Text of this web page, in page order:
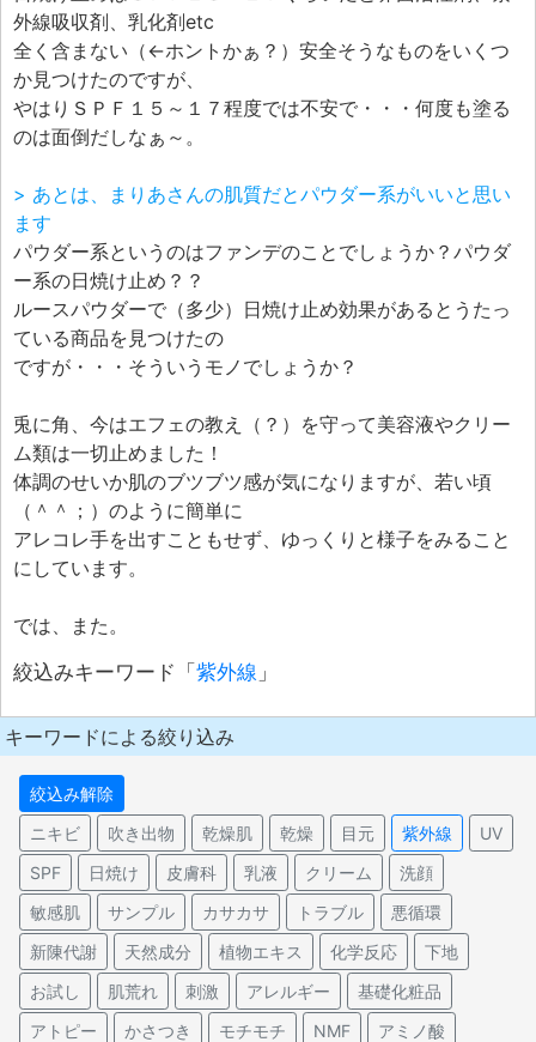
外線吸収剤、乳化剤etc
全く含まない（←ホントかぁ？）安全そうなものをいくつ
か見つけたのですが、
やはりＳＰＦ１５～１７程度では不安で・・・何度も塗る
のは面倒だしなぁ～。
> あとは、まりあさんの肌質だとパウダー系がいいと思い
ます
パウダー系というのはファンデのことでしょうか？パウダ
ー系の日焼け止め？？
ルースパウダーで（多少）日焼け止め効果があるとうたっ
ている商品を見つけたの
ですが・・・そういうモノでしょうか？
兎に角、今はエフェの教え（？）を守って美容液やクリー
ム類は一切止めました！
体調のせいか肌のブツブツ感が気になりますが、若い頃
（＾＾；）のように簡単に
アレコレ手を出すこともせず、ゆっくりと様子をみること
にしています。
では、また。
絞込みキーワード「 紫外線 」
キーワードによる絞り込み
絞込み解除
ニキビ
吹き出物 乾燥肌 乾燥 目元 紫外線
UV
SPF
日焼け 皮膚科 乳液 クリーム
洗顔
敏感肌
サンプル カサカサ トラブル
悪循環
新陳代謝
天然成分 植物エキス 化学反応
下地
お試し
肌荒れ 刺激 アレルギー
基礎化粧品
アトピー
かさつき モチモチ NMF アミノ酸